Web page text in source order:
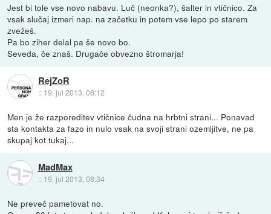
Jest bi tole vse novo nabavu. Luč (neonka?), šalter in vtičnico. Za
vsak slučaj izmeri nap. na začetku in potem vse lepo po starem
zvežeš.
Pa bo ziher delal pa še novo bo.
Seveda, če znaš. Drugače obvezno štromarja!
RejZoR
:: 19. jul 2013, 08:12
Men je že razporeditev vtičnice čudna na hrbtni strani... Ponavad
sta kontakta za fazo in nulo vsak na svoji strani ozemljitve, ne pa
skupaj kot tukaj...
MadMax
:: 19. jul 2013, 08:34
Ne preveč pametovat no.